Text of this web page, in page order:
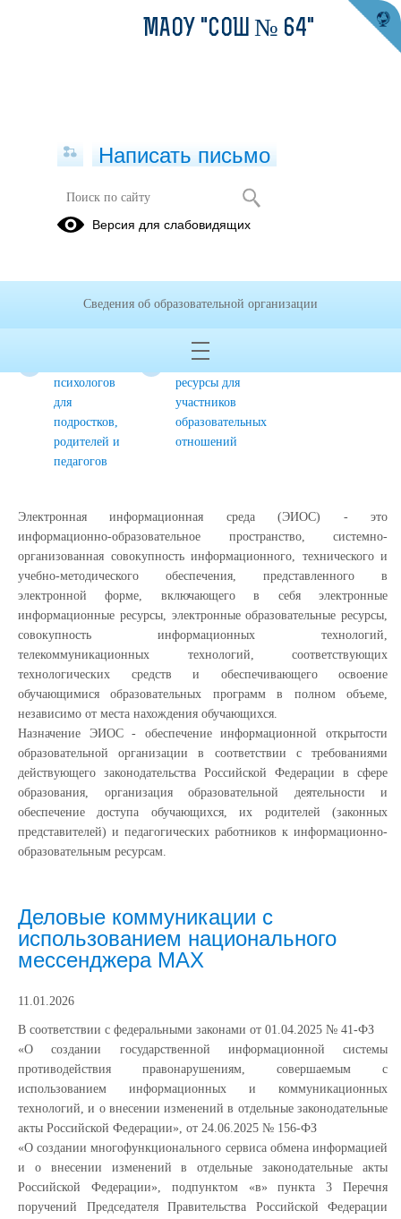
Электронная информационно-
образовательная среда
обучение?
дистанционного
психологов
для
подростков,
родителей и
педагогов
Информационные
ресурсы для
участников
образовательных
отношений
Электронная информационная среда (ЭИОС) - это
информационно-образовательное пространство, системно-
организованная совокупность информационного, технического и
учебно-методического обеспечения, представленного в
электронной форме, включающего в себя электронные
информационные ресурсы, электронные образовательные ресурсы,
совокупность информационных технологий,
телекоммуникационных технологий, соответствующих
технологических средств и обеспечивающего освоение
обучающимися образовательных программ в полном объеме,
независимо от места нахождения обучающихся.
Назначение ЭИОС - обеспечение информационной открытости
образовательной организации в соответствии с требованиями
действующего законодательства Российской Федерации в сфере
образования, организация образовательной деятельности и
обеспечение доступа обучающихся, их родителей (законных
представителей) и педагогических работников к информационно-
образовательным ресурсам.
Деловые коммуникации с
использованием национального
мессенджера МАХ
11.01.2026
В соответствии с федеральными законами от 01.04.2025 № 41-ФЗ
«О создании государственной информационной системы
противодействия правонарушениям, совершаемым с
использованием информационных и коммуникационных
технологий, и о внесении изменений в отдельные законодательные
акты Российской Федерации», от 24.06.2025 № 156-ФЗ
«О создании многофункционального сервиса обмена информацией
и о внесении изменений в отдельные законодательные акты
Российской Федерации», подпунктом «в» пункта 3 Перечня
поручений Председателя Правительства Российской Федерации
МАОУ "СОШ № 64"
Написать письмо
Версия для слабовидящих
Сведения об образовательной организации